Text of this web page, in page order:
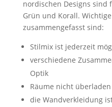
nordischen Designs sind
Grün und Korall.
zusammengefasst sind:
Stilmix ist jederzeit
verschiedene
Optik
Räume nicht überladen
die Wandverkleidung